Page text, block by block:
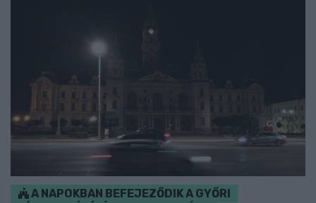
A NAPOKBAN BEFEJEZŐDIK A GYŐRI